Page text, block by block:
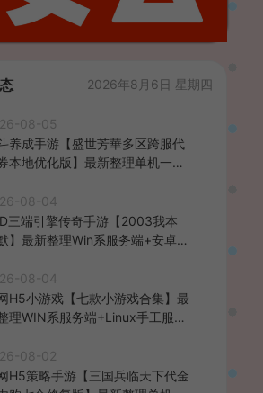
2026年8月6日 星期四
08-05
养成手游【盛世芳華多区跨服代
本地优化版】最新整理单机一键
+安卓+详细搭建教程
08-04
三端引擎传奇手游【2003我本
】最新整理Win系服务端+安卓苹
08-04
H5小游戏【七款小游戏合集】最
理WIN系服务端+Linux手工服务
08-02
H5策略手游【三国兵临天下代金